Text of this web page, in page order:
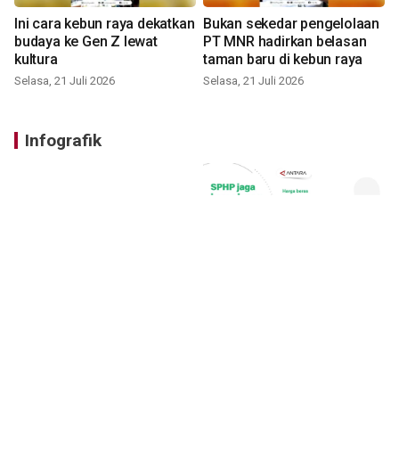
Ini cara kebun raya dekatkan
budaya ke Gen Z lewat
kultura
Selasa, 21 Juli 2026
Bukan sekedar pengelolaan
PT MNR hadirkan belasan
taman baru di kebun raya
Selasa, 21 Juli 2026
Infografik